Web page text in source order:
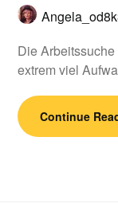
Die
extrem viel
Continue